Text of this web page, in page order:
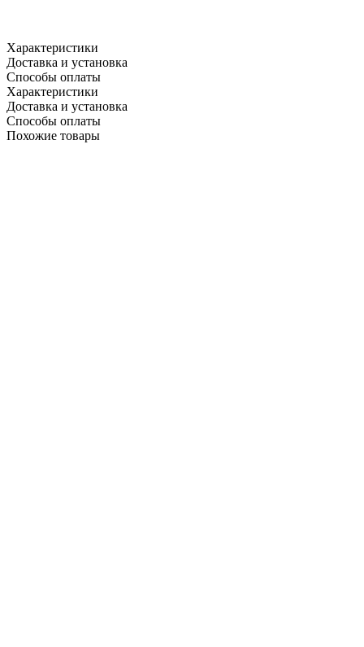
Характеристики
Доставка и установка
Способы оплаты
Характеристики
Доставка и установка
Способы оплаты
Похожие товары